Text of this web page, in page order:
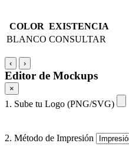
COLOR EXISTENCIA
BLANCO CONSULTAR
‹ ›
Editor de Mockups
×
1. Sube tu Logo (PNG/SVG)
2. Método de Impresión